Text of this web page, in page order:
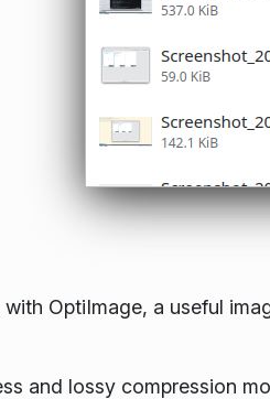
OptiImage, a useful
and lossy compression